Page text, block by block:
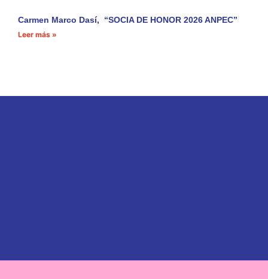
Carmen Marco Dasí, “SOCIA DE HONOR 2026 ANPEC”
Leer más »